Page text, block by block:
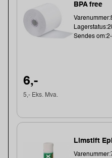
BPA free
Sendes
6,-
5,- Eks. Mva.
Limstift